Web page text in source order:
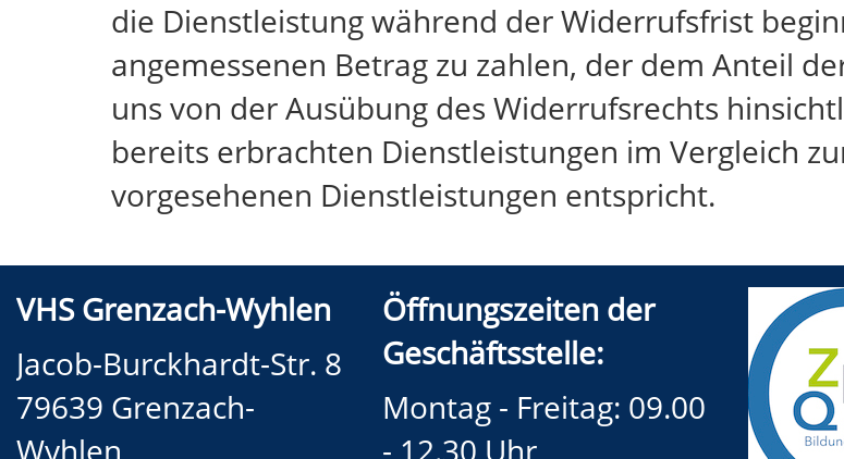
die Dienstleistung während der Widerrufsfrist
angemessenen Betrag zu zahlen, der dem Anteil
uns von der Ausübung des Widerrufsrechts
bereits erbrachten Dienstleistungen im Vergleich
vorgesehenen Dienstleistungen entspricht.
VHS Grenzach-Wyhlen
Jacob-Burckhardt-Str. 8
79639 Grenzach-
Wyhlen
Öffnungszeiten der
Geschäftsstelle:
Montag - Freitag: 09.00
- 12.30 Uhr